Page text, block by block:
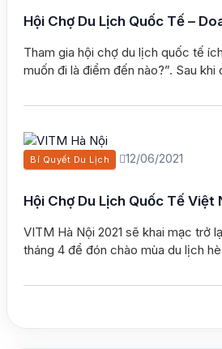
Hội Chợ Du Lịch Quốc Tế –
Tham gia hội chợ du lịch quốc tế
muốn đi là điểm đến nào?”. Sau
Bí Quyết Du Lịch 12/06/2021
Hội Chợ Du Lịch Quốc Tế Việt
VITM Hà Nội 2021 sẽ khai mạc trở
tháng 4 để đón chào mùa du lịch